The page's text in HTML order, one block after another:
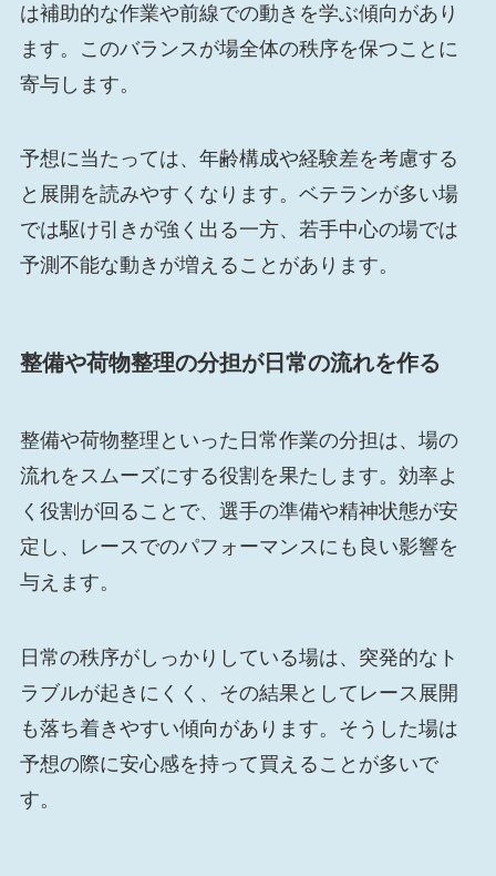
は補助的な作業や前線での動きを学ぶ傾向があり
ます。このバランスが場全体の秩序を保つことに
寄与します。
予想に当たっては、年齢構成や経験差を考慮する
と展開を読みやすくなります。ベテランが多い場
では駆け引きが強く出る一方、若手中心の場では
予測不能な動きが増えることがあります。
整備や荷物整理の分担が日常の流れを作る
整備や荷物整理といった日常作業の分担は、場の
流れをスムーズにする役割を果たします。効率よ
く役割が回ることで、選手の準備や精神状態が安
定し、レースでのパフォーマンスにも良い影響を
与えます。
日常の秩序がしっかりしている場は、突発的なト
ラブルが起きにくく、その結果としてレース展開
も落ち着きやすい傾向があります。そうした場は
予想の際に安心感を持って買えることが多いで
す。